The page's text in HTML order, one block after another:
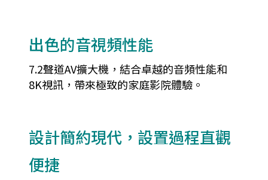
出色的音視頻性能
7.2聲道AV擴大機，結合卓越的音頻性能和
8K視訊，帶來極致的家庭影院體驗。
設計簡約現代，設置過程直觀
便捷